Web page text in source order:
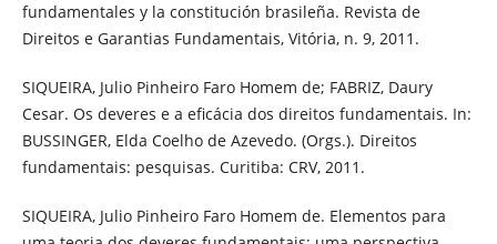
fundamentales y la constitución brasileña. Revista de
Direitos e Garantias Fundamentais, Vitória, n. 9, 2011.
SIQUEIRA, Julio Pinheiro Faro Homem de; FABRIZ, Daury
Cesar. Os deveres e a eficácia dos direitos fundamentais. In:
BUSSINGER, Elda Coelho de Azevedo. (Orgs.). Direitos
fundamentais: pesquisas. Curitiba: CRV, 2011.
SIQUEIRA, Julio Pinheiro Faro Homem de. Elementos para